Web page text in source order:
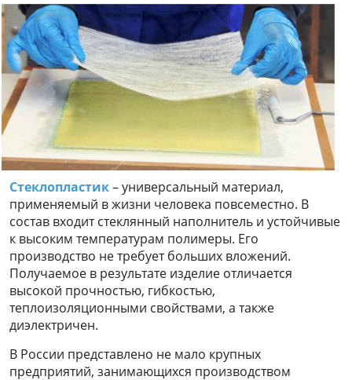
Стеклопластик– универсальный материал,
применяемый в жизни человека повсеместно. В
состав входит стеклянный наполнитель и устойчивые
к высоким температурам полимеры. Его
производство не требует больших вложений.
Получаемое в результате изделие отличается
высокой прочностью, гибкостью,
теплоизоляционными свойствами, а также
диэлектричен.
В России представлено не мало крупных
предприятий, занимающихся производством